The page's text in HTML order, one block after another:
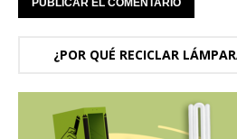
¿POR QUÉ RECICLAR